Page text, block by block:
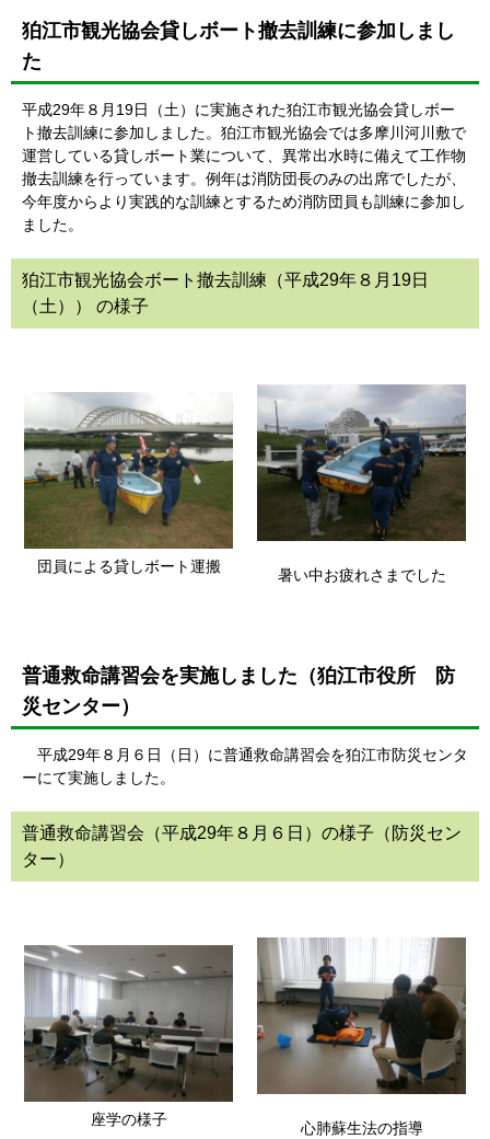
狛江市観光協会貸しボート撤去訓練に参加しまし
た
平成29年８月19日（土）に実施された狛江市観光協会貸しボー
ト撤去訓練に参加しました。狛江市観光協会では多摩川河川敷で
運営している貸しボート業について、異常出水時に備えて工作物
撤去訓練を行っています。例年は消防団長のみの出席でしたが、
今年度からより実践的な訓練とするため消防団員も訓練に参加し
ました。
狛江市観光協会ボート撤去訓練（平成29年８月19日
（土）） の様子
団員による貸しボート運搬 暑い中お疲れさまでした
普通救命講習会を実施しました（狛江市役所 防
災センター）
平成29年８月６日（日）に普通救命講習会を狛江市防災センタ
ーにて実施しました。
普通救命講習会（平成29年８月６日）の様子（防災セン
ター）
座学の様子 心肺蘇生法の指導